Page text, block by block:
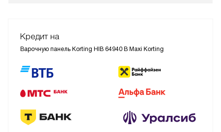
Кредит на
Варочную панель Korting HIB 64940 B Maxi Korting